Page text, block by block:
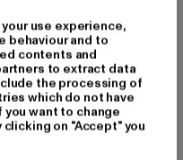
use experience,
behaviour and to
contents and
to extract data
the processing of
which do not have
want to change
on "Accept" you